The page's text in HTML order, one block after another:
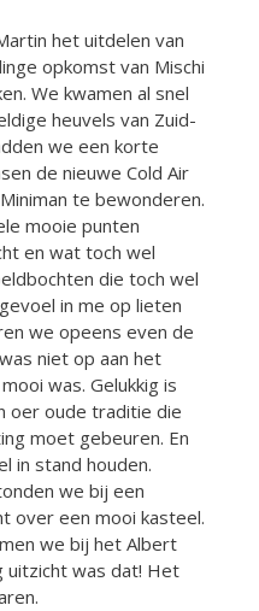
het uitdelen van
opkomst van Mischi
We kwamen al snel
heuvels van Zuid-
we een korte
de nieuwe Cold Air
te bewonderen.
mooie punten
en wat toch wel
die toch wel
in me op lieten
we opeens even de
niet op aan het
was. Gelukkig is
oer oude traditie die
moet gebeuren. En
in stand houden.
we bij een
over een mooi kasteel.
we bij het Albert
uitzicht was dat! Het